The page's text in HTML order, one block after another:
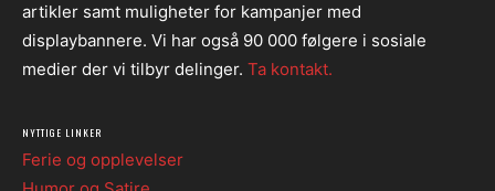
artikler samt muligheter for kampanjer med
displaybannere. Vi har også 90 000 følgere i sosiale
medier der vi tilbyr delinger. Ta kontakt.
NYTTIGE LINKER
Ferie og opplevelser